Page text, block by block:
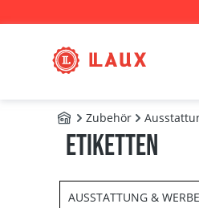
B2B - Shop
Zubehör
Etiketten
AUSSTATTUNG &